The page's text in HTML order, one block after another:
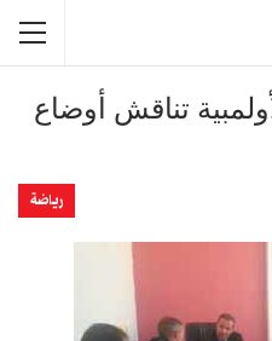
تناقش أوضاع
رياضة